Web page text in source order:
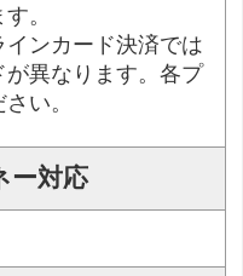
。
インカード決済では
異なります。各プ
い。
ー対応